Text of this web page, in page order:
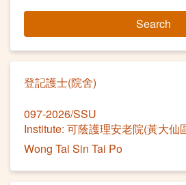
Search
登記護士(院舍)
097-2026/SSU
Institute: 可蔭護理安老院(黃大仙
Wong Tai Sin Tai Po